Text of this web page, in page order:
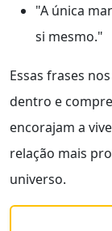
"A única
si mesmo."
Essas frases
dentro e
encorajam a
relação mais
universo.